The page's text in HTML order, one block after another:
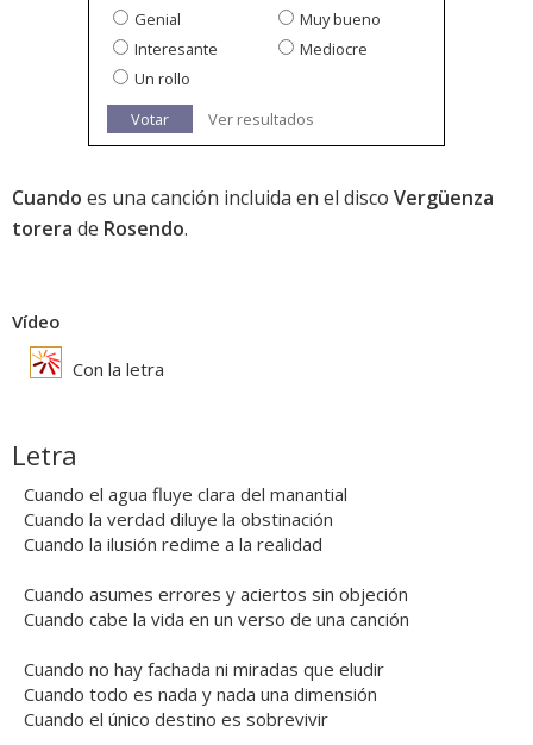
Genial
Muy bueno
Interesante
Mediocre
Un rollo
Votar
Ver resultados
Cuando es una canción incluida en el disco Vergüenza
torera de Rosendo.
Vídeo
Con la letra
Letra
Cuando el agua fluye clara del manantial
Cuando la verdad diluye la obstinación
Cuando la ilusión redime a la realidad
Cuando asumes errores y aciertos sin objeción
Cuando cabe la vida en un verso de una canción
Cuando no hay fachada ni miradas que eludir
Cuando todo es nada y nada una dimensión
Cuando el único destino es sobrevivir